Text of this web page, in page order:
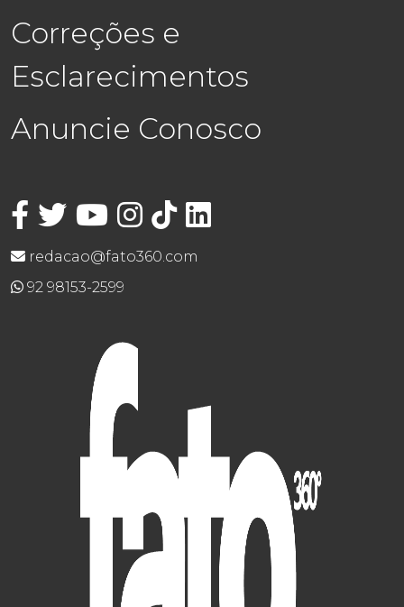
Correções e
Esclarecimentos
Anuncie Conosco
redacao@fato360.com
92 98153-2599